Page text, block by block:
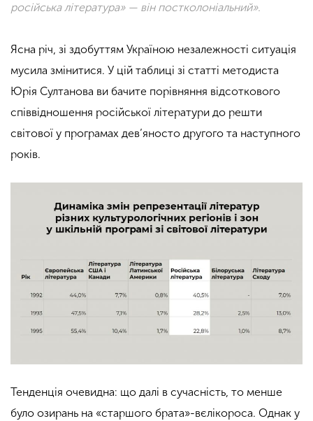
російська література» — він постколоніальний».
Ясна річ, зі здобуттям Україною незалежності ситуація
мусила змінитися. У цій таблиці зі статті методиста
Юрія Султанова ви бачите порівняння відсоткового
співвідношення російської літератури до решти
світової у програмах дев’яносто другого та наступного
років.
Тенденція очевидна: що далі в сучасність, то менше
було озирань на «старшого брата»-вєлікороса. Однак у